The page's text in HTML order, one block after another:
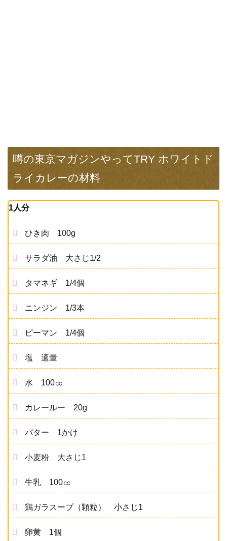
噂の東京マガジンやってTRY ホワイトド
ライカレーの材料
1人分
ひき肉 100g
サラダ油 大さじ1/2
タマネギ 1/4個
ニンジン 1/3本
ピーマン 1/4個
塩 適量
水 100㏄
カレールー 20g
バター 1かけ
小麦粉 大さじ1
牛乳 100㏄
鶏ガラスープ（顆粒） 小さじ1
卵黄 1個